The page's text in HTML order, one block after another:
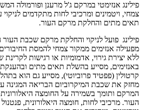
פילינג אנזימטי במרקם ג'ל מרענן ופורמולה
צמחי, ויטמינים ומרכיבי לחות מתקדמים
תאים מתים והחלקת מרקם העור.
פילינג פועל לניקוי והחלקת מרקם שכבת העור
מפעילה אנזימים ממקור צמחי להמסת
ללא יצירת גירוי, אדמומיות או רגישות
באנזימים, מסייע בהשלת תאים מתים ובהענקת
קרטולין (פפטיד פרוביוטי), מסייע גם הוא
מחזק את שכבת המיקרוביום הבריאה המגינה
המרקם ותומך בשמירה על החומצה
העור. מרכיבי לחות, חומצה היאלורונית, פנטנול